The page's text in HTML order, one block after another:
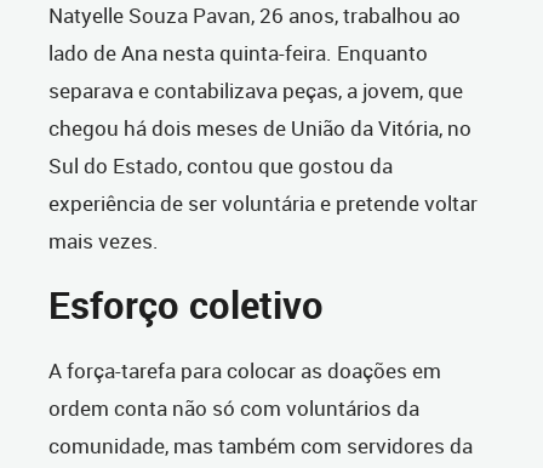
Natyelle Souza Pavan, 26 anos, trabalhou ao
lado de Ana nesta quinta-feira. Enquanto
separava e contabilizava peças, a jovem, que
chegou há dois meses de União da Vitória, no
Sul do Estado, contou que gostou da
experiência de ser voluntária e pretende voltar
mais vezes.
Esforço coletivo
A força-tarefa para colocar as doações em
ordem conta não só com voluntários da
comunidade, mas também com servidores da